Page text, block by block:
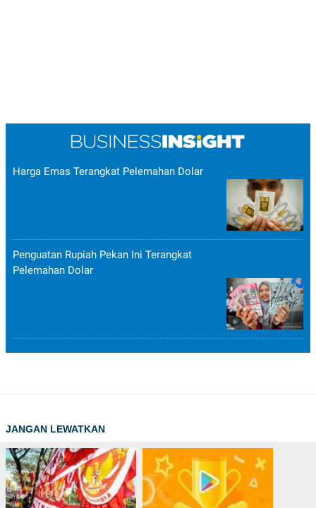
Harga Emas Terangkat Pelemahan Dolar
Penguatan Rupiah Pekan Ini Terangkat
Pelemahan Dolar
JANGAN LEWATKAN